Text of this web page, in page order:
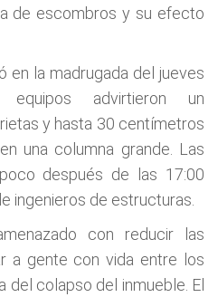
de escombros y su efecto
en la madrugada del jueves
advirtieron un
y hasta 30 centímetros
una columna grande. Las
después de las 17:00
ingenieros de estructuras.
con reducir las
a gente con vida entre los
del colapso del inmueble. El